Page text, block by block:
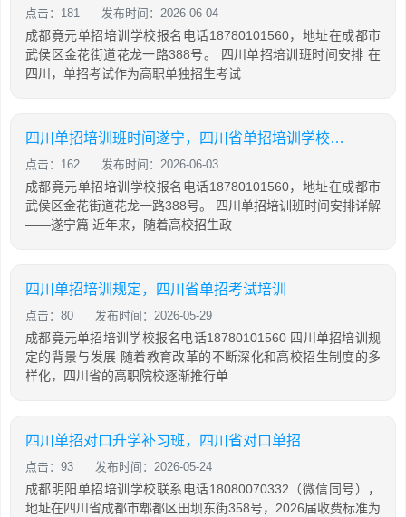
点击：181 发布时间：2026-06-04
成都竟元单招培训学校报名电话18780101560，地址在成都市
武侯区金花街道花龙一路388号。 四川单招培训班时间安排 在
四川，单招考试作为高职单独招生考试
四川单招培训班时间遂宁，四川省单招培训学校排名
点击：162 发布时间：2026-06-03
成都竟元单招培训学校报名电话18780101560，地址在成都市
武侯区金花街道花龙一路388号。 四川单招培训班时间安排详解
——遂宁篇 近年来，随着高校招生政
四川单招培训规定，四川省单招考试培训
点击：80 发布时间：2026-05-29
成都竟元单招培训学校报名电话18780101560 四川单招培训规
定的背景与发展 随着教育改革的不断深化和高校招生制度的多
样化，四川省的高职院校逐渐推行单
四川单招对口升学补习班，四川省对口单招
点击：93 发布时间：2026-05-24
成都明阳单招培训学校联系电话18080070332（微信同号），
地址在四川省成都市郫都区田坝东街358号，2026届收费标准为